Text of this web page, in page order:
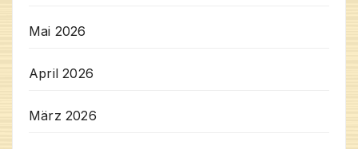
Mai 2026
April 2026
März 2026